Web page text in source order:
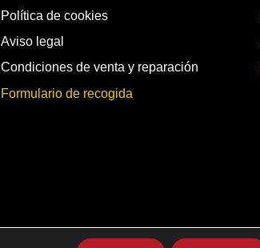
Política de cookies
Aviso legal
Condiciones de venta y reparación
Formulario de recogida